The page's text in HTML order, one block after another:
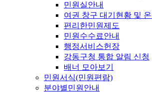
민원실안내
여권 창구 대기현황 및
편리한민원제도
민원수수료안내
행정서비스헌장
강동구청 통합 알림 신청
배너 모아보기
민원서식(민원편람)
분야별민원안내